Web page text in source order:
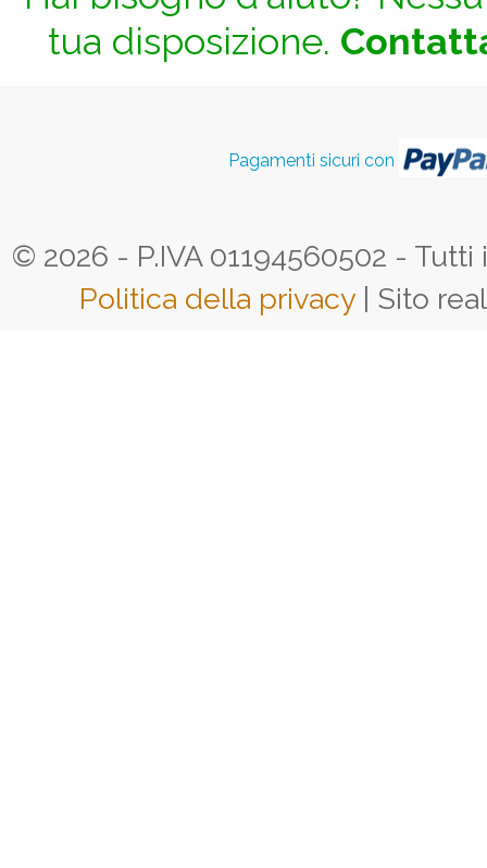
tua disposizione.
Pagamenti sicuri con
© 2026 - P.IVA 01194560502 -
Politica della privacy | Sito